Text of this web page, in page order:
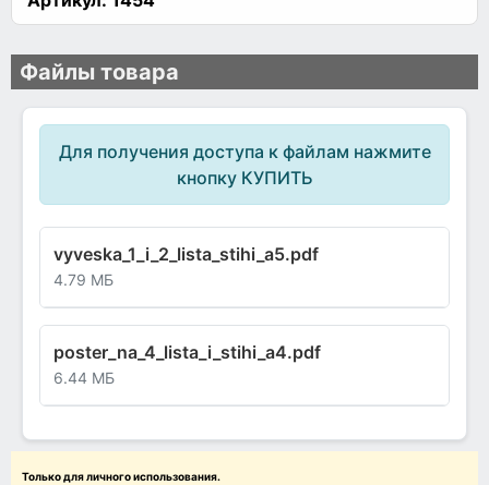
Файлы товара
Для получения доступа к файлам нажмите
кнопку КУПИТЬ
vyveska_1_i_2_lista_stihi_a5.pdf
4.79 МБ
poster_na_4_lista_i_stihi_a4.pdf
6.44 МБ
Только для личного использования.